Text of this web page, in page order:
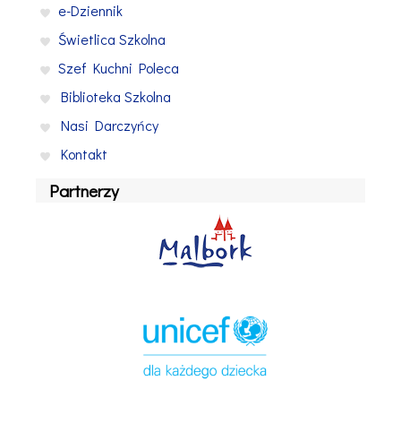
e-Dziennik
Świetlica Szkolna
Szef Kuchni Poleca
Biblioteka Szkolna
Nasi Darczyńcy
Kontakt
Partnerzy